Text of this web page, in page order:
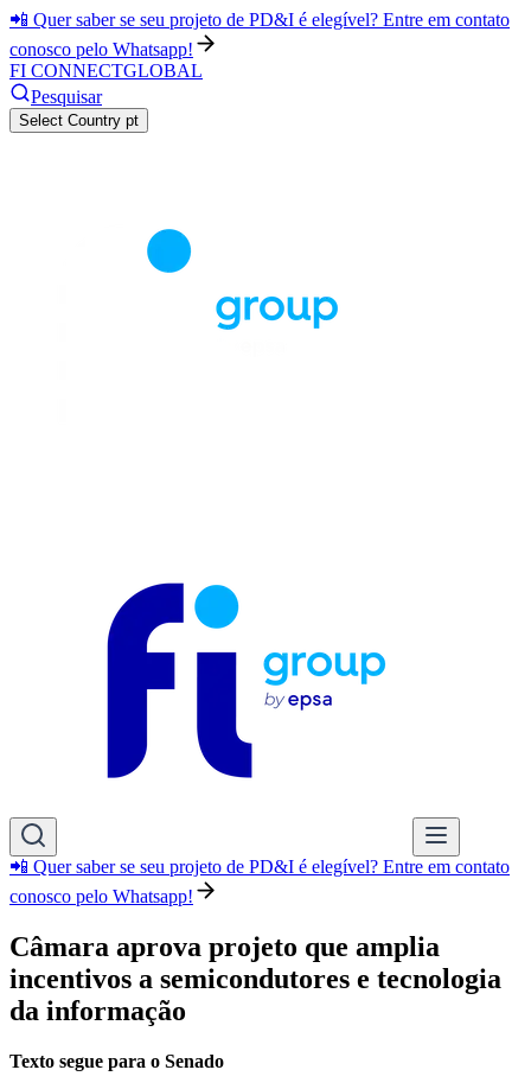
📲 Quer saber se seu projeto de PD&I é elegível? Entre em contato
conosco pelo Whatsapp!
FI CONNECTGLOBAL
Pesquisar
Select Country pt
📲 Quer saber se seu projeto de PD&I é elegível? Entre em contato
conosco pelo Whatsapp!
Câmara aprova projeto que amplia
incentivos a semicondutores e tecnologia
da informação
Texto segue para o Senado